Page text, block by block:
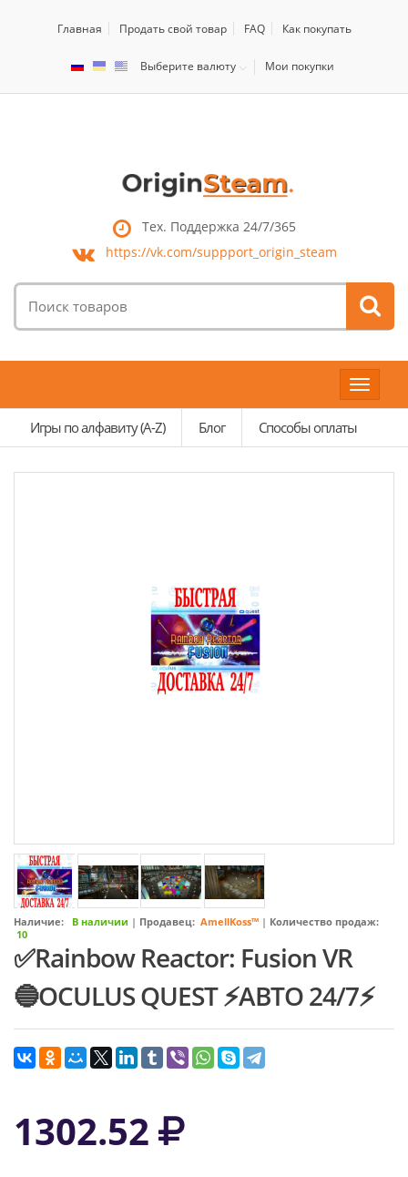
Главная Продать свой товар FAQ Как покупать
Выберите валюту Мои покупки
Тех. Поддержка 24/7/365
https://vk.com/suppport_origin_steam
товаров:
Toggle
Игры по алфавиту (A-Z)
Блог Способы оплаты
Наличие: В наличии | Продавец: AmellKoss™ | Количество продаж:
10
✅Rainbow Reactor: Fusion VR
🔵OCULUS QUEST ⚡АВТО 24/7⚡
1302.52